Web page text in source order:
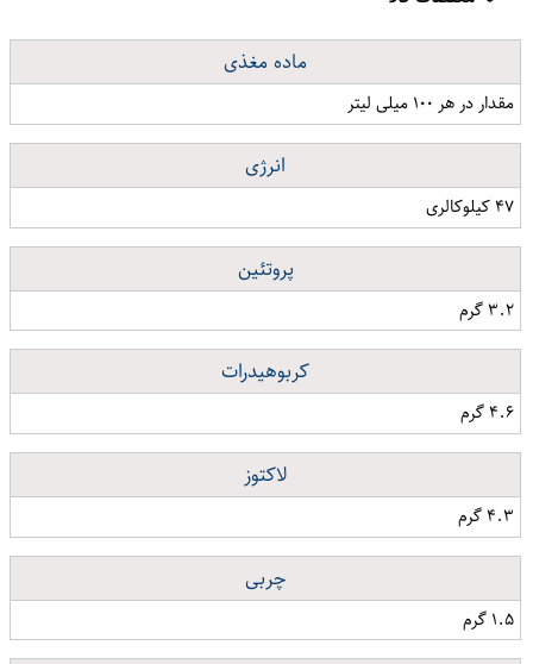
ماده مغذی
مقدار در هر ۱۰۰ میلی لیتر
انرژی
۴۷ کیلوکالری
پروتئین
۳.۲ گرم
کربوهیدرات
۴.۶ گرم
لاکتوز
۴.۳ گرم
چربی
۱.۵ گرم